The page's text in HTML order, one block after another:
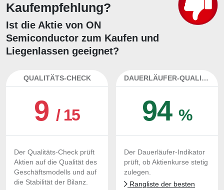
Kaufempfehlung?
Ist die Aktie von ON
Semiconductor zum Kaufen und
Liegenlassen geeignet?
QUALITÄTS-CHECK
9/ 15
Der Qualitäts-Check prüft
Aktien auf die Qualität des
Geschäftsmodells und auf
die Stabilität der Bilanz.
DAUERLÄUFER-QUALITÄTEN
94%
Der Dauerläufer-Indikator
prüft, ob Aktienkurse stetig
zulegen.
Rangliste der besten